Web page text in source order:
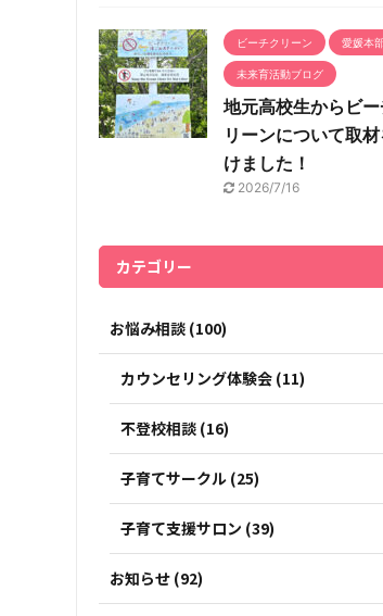
ビーチクリーン 愛媛本
未来育活動ブログ
地元高校生からビー
リーンについて取
けました！
2026/7/16
カテゴリー
お悩み相談 (100)
カウンセリング体験会 (11)
不登校相談 (16)
子育てサークル (25)
子育て支援サロン (39)
お知らせ (92)